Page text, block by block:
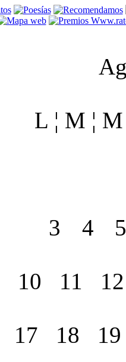
L ¦ M ¦ M
3 4
10 11
17 18